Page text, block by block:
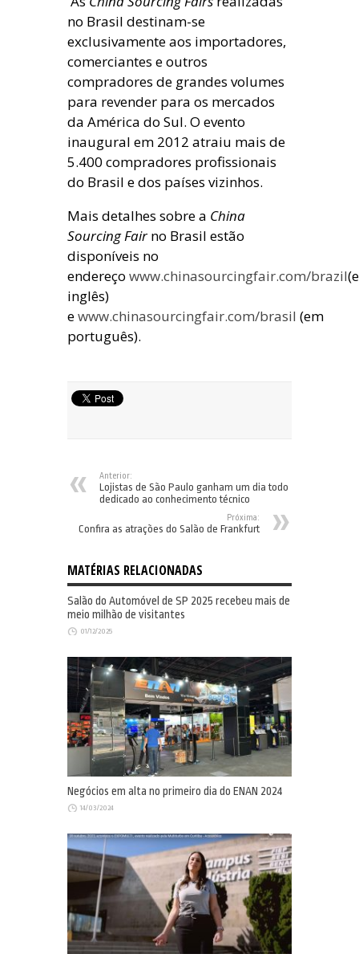
no Brasil destinam-se
exclusivamente aos importadores,
comerciantes e outros
compradores de grandes volumes
para revender para os mercados
da América do Sul. O evento
inaugural em 2012 atraiu mais de
5.400 compradores profissionais
do Brasil e dos países vizinhos.
Mais detalhes sobre a China
Sourcing Fairno Brasil estão
disponíveis no
endereço www.chinasourcingfair.com/brazil
inglês)
ewww.chinasourcingfair.com/brasil (em
português).
Anterior:
Lojistas de São Paulo ganham um dia todo
dedicado ao conhecimento técnico
Próxima:
Confira as atrações do Salão de Frankfurt
MATÉRIAS RELACIONADAS
Salão do Automóvel de SP 2025 recebeu mais de
meio milhão de visitantes
01/12/2025
Negócios em alta no primeiro dia do ENAN 2024
14/03/2024